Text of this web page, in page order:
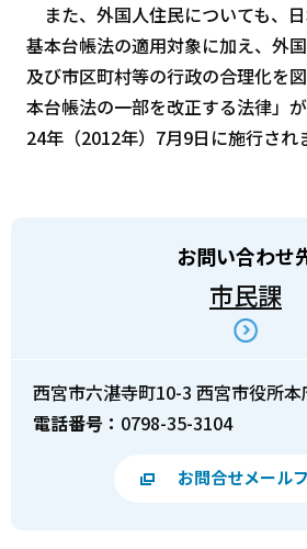
また、外国人住民についても、
基本台帳法の適用対象に加え、外
及び市区町村等の行政の合理化を
本台帳法の一部を改正する法律」
24年（2012年）7月9日に施行され
お問い合わせ
市民課
西宮市六湛寺町10-3 西宮市役所本
電話番号： 0798-35-3104
お問合せメール